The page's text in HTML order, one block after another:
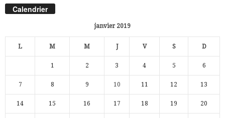
Calendrier
janvier 2019
L M M J V S D
1 2 3 4 5 6
7 8 9 10 11 12 13
14 15 16 17 18 19 20